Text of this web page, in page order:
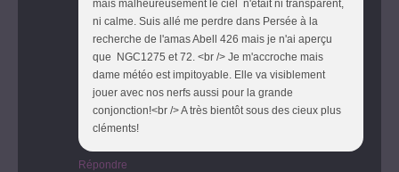
mais malheureusement le ciel n'était ni transparent,
ni calme. Suis allé me perdre dans Persée à la
recherche de l'amas Abell 426 mais je n'ai aperçu
que NGC1275 et 72. <br /> Je m'accroche mais
dame météo est impitoyable. Elle va visiblement
jouer avec nos nerfs aussi pour la grande
conjonction!<br /> A très bientôt sous des cieux plus
cléments!
Répondre